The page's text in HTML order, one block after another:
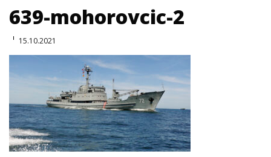
639-mohorovcic-2
15.10.2021